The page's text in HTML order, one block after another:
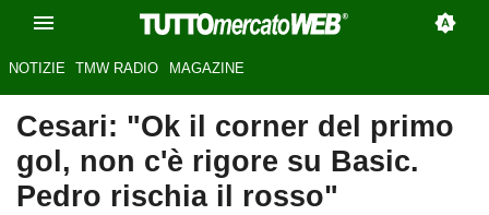
NOTIZIE TMW RADIO MAGAZINE
Cesari: "Ok il corner del primo
gol, non c'è rigore su Basic.
Pedro rischia il rosso"